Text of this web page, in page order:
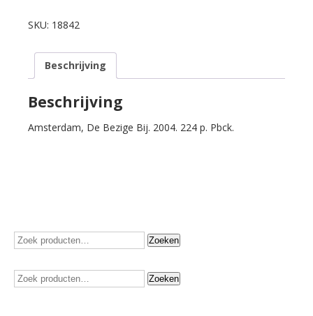
e.a.
honing.
jaar
De
Bij.
SKU: 18842
Beschrijving
Beschrijving
Amsterdam, De Bezige Bij. 2004. 224 p. Pbck.
Zoeken
Zoeken
Zoeken
Zoeken